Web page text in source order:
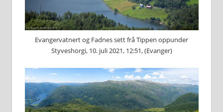
Evangervatnert og Fadnes sett frå Tippen oppunder
Styveshorgi, 10. juli 2021, 12:51, (Evanger)